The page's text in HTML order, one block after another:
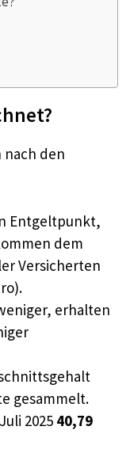
nach den
Entgeltpunkt,
dem
Versicherten
).
erhalten
gesammelt.
2025 40,79